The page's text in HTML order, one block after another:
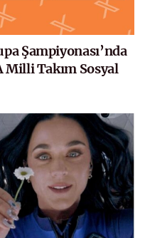
Şampiyonası’nda
Milli Takım Sosyal